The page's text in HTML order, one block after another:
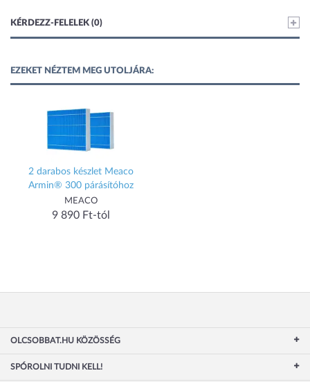
KÉRDEZZ-FELELEK (0)
EZEKET NÉZTEM MEG UTOLJÁRA:
2 darabos készlet Meaco
Armin® 300 párásítóhoz
MEACO
9 890 Ft-tól
OLCSOBBAT.HU KÖZÖSSÉG
SPÓROLNI TUDNI KELL!